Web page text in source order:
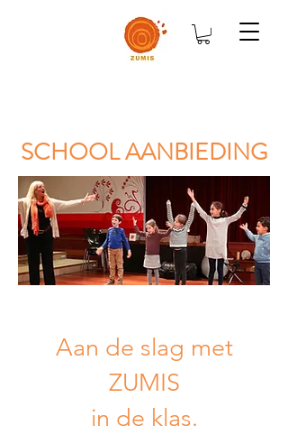
SCHOOL AANBIEDING
Aan de slag met
ZUMIS
in de klas.